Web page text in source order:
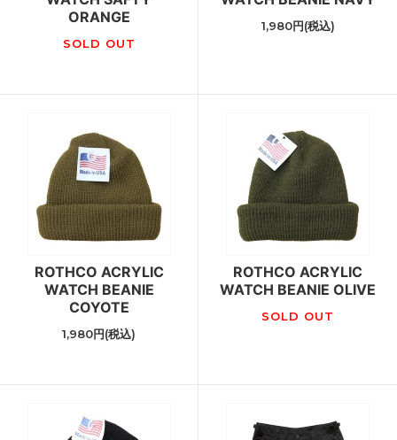
ORANGE
SOLD OUT
1,980円(税込)
ROTHCO ACRYLIC
WATCH BEANIE
COYOTE
1,980円(税込)
ROTHCO ACRYLIC
WATCH BEANIE OLIVE
SOLD OUT